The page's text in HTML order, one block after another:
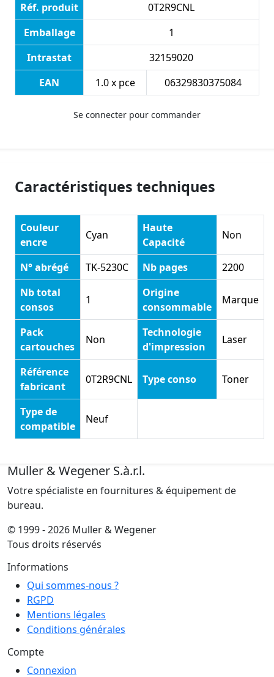
Réf. produit
0T2R9CNL
Emballage
1
Intrastat
32159020
EAN
1.0 x pce 06329830375084
Se connecter pour commander
Caractéristiques techniques
Couleur
encre
Cyan
Haute
Capacité
Non
N° abrégé TK-5230C Nb pages
2200
Nb total
consos
1
Origine
consommable
Marque
Pack
cartouches
Non
Technologie
d'impression
Laser
Référence
fabricant
0T2R9CNL Type conso Toner
Type de
compatible
Neuf
Muller & Wegener S.à.r.l.
Votre spécialiste en fournitures & équipement de
bureau.
© 1999 - 2026 Muller & Wegener
Tous droits réservés
Informations
Qui sommes-nous ?
RGPD
Mentions légales
Conditions générales
Compte
Connexion